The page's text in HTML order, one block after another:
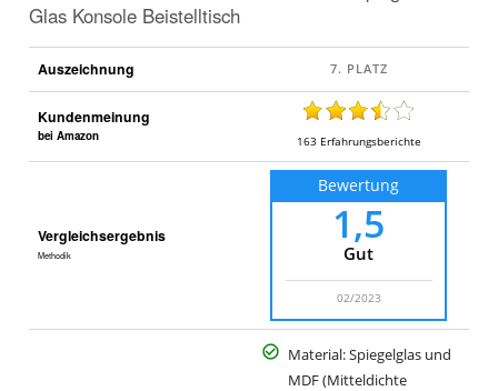
Glas Konsole Beistelltisch
Auszeichnung
Kundenmeinung
bei Amazon 163 Erfahrungsberichte
Vergleichsergebnis
Methodik
Bewertung
1,5
Gut
02/2023
Material: Spiegelglas und
MDF (Mitteldichte